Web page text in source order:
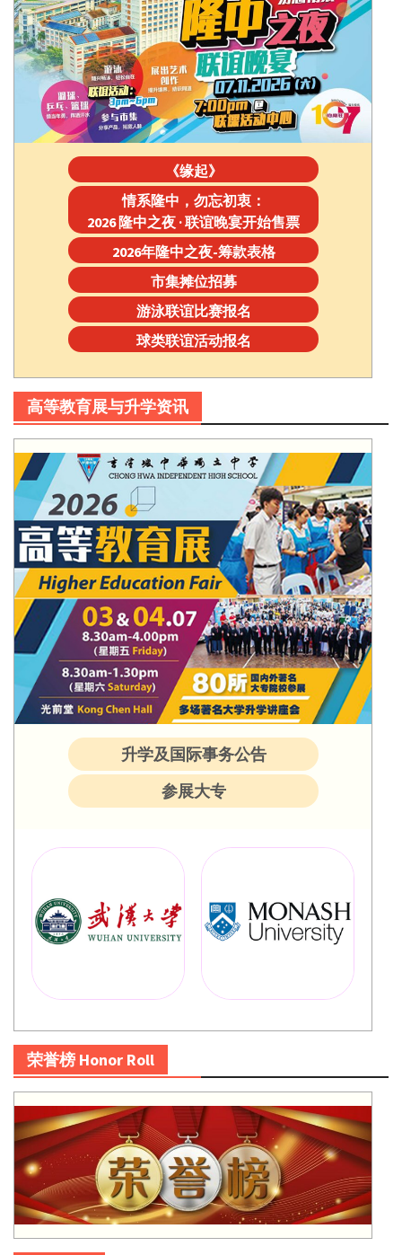
《缘起》
情系隆中，勿忘初衷：
2026 隆中之夜 · 联谊晚宴开始售票
2026年隆中之夜-筹款表格
市集摊位招募
游泳联谊比赛报名
球类联谊活动报名
高等教育展与升学资讯
升学及国际事务公告
参展大专
荣誉榜 Honor Roll